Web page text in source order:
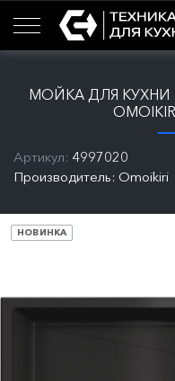
МОЙКА ДЛЯ
Артикул: 4997020
Производитель: Omoikiri
НОВИНКА